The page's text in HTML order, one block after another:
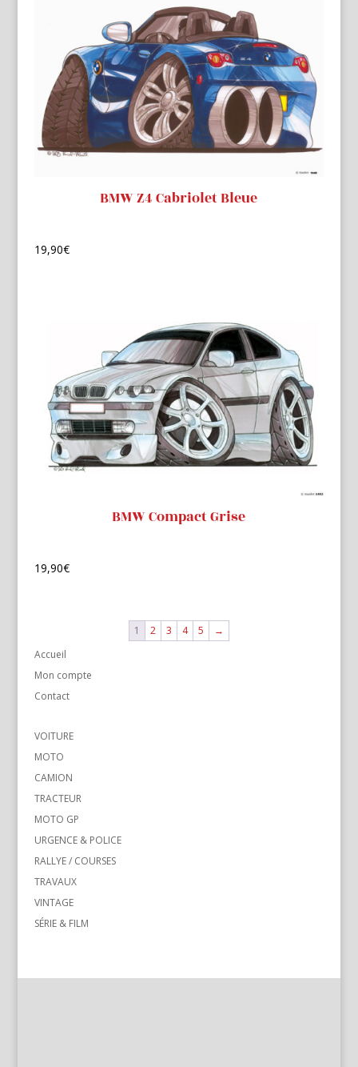
BMW Z4 Cabriolet Bleue
19,90€
BMW Compact Grise
19,90€
1 2 3 4 5
→
Accueil
Mon compte
Contact
VOITURE
MOTO
CAMION
TRACTEUR
MOTO GP
URGENCE & POLICE
RALLYE / COURSES
TRAVAUX
VINTAGE
SÉRIE & FILM